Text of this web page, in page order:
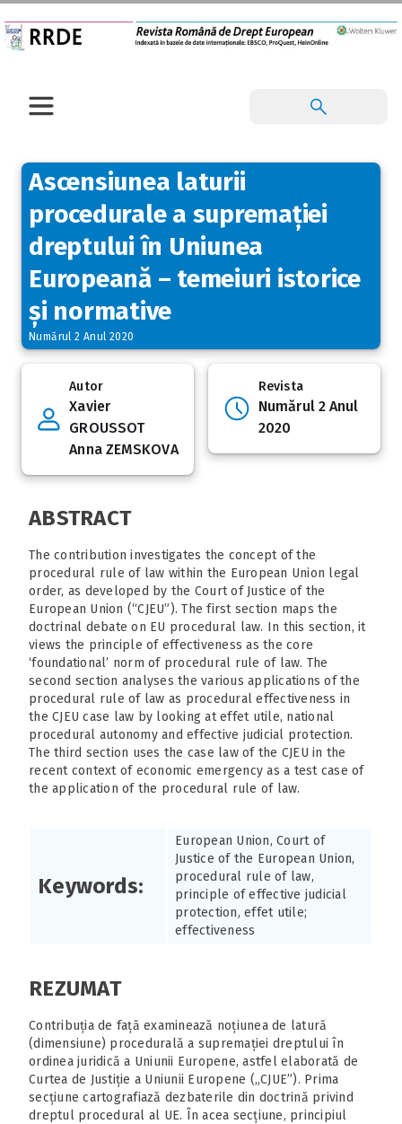
Ascensiunea laturii
procedurale a supremației
dreptului în Uniunea
Europeană – temeiuri istorice
și normative
Numărul 2 Anul 2020
Autor
Xavier
GROUSSOT
Anna ZEMSKOVA
Revista
Numărul 2 Anul
2020
ABSTRACT
The contribution investigates the concept of the
procedural rule of law within the European Union legal
order, as developed by the Court of Justice of the
European Union (“CJEU”). The first section maps the
doctrinal debate on EU procedural law. In this section, it
views the principle of effectiveness as the core
‘foundational’ norm of procedural rule of law. The
second section analyses the various applications of the
procedural rule of law as procedural effectiveness in
the CJEU case law by looking at effet utile, national
procedural autonomy and effective judicial protection.
The third section uses the case law of the CJEU in the
recent context of economic emergency as a test case of
the application of the procedural rule of law.
Keywords:
European Union, Court of
Justice of the European Union,
procedural rule of law,
principle of effective judicial
protection, effet utile;
effectiveness
REZUMAT
Contribuția de față examinează noțiunea de latură
(dimensiune) procedurală a supremației dreptului în
ordinea juridică a Uniunii Europene, astfel elaborată de
Curtea de Justiție a Uniunii Europene („CJUE”). Prima
secțiune cartografiază dezbaterile din doctrină privind
dreptul procedural al UE. În acea secțiune, principiul